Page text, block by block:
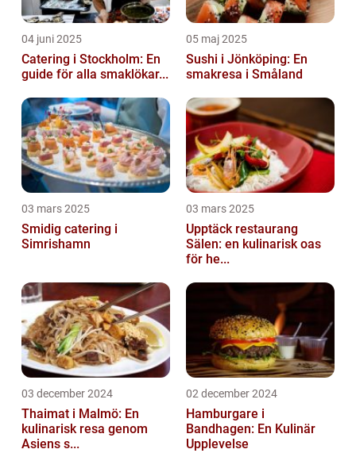
04 juni 2025
Catering i Stockholm: En
guide för alla smaklökar...
05 maj 2025
Sushi i Jönköping: En
smakresa i Småland
03 mars 2025
Smidig catering i
Simrishamn
03 mars 2025
Upptäck restaurang
Sälen: en kulinarisk oas
för he...
03 december 2024
Thaimat i Malmö: En
kulinarisk resa genom
Asiens s...
02 december 2024
Hamburgare i
Bandhagen: En Kulinär
Upplevelse